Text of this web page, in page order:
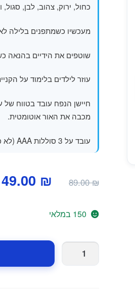
כחול, ירוק, צהוב, לבן, סגול,
מעכשיו כשמתפנים בלילה
שוטפים את הידיים בהנאה
עוזר לילדים בלימוד על
מכבה את האור אוטומטית.
עובד על 3 סוללות AAA (לא כלול), נפח המיכל הינו 300 מיליליטר.
89.00₪
המחיר
היה:
49.00 ₪
150 במלאי
כמות